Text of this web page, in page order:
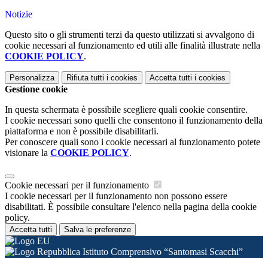
Notizie
Questo sito o gli strumenti terzi da questo utilizzati si avvalgono di
cookie necessari al funzionamento ed utili alle finalità illustrate nella
COOKIE POLICY.
Personalizza Rifiuta tutti i cookies Accetta tutti i cookies
Gestione cookie
In questa schermata è possibile scegliere quali cookie consentire.
I cookie necessari sono quelli che consentono il funzionamento della
piattaforma e non è possibile disabilitarli.
Per conoscere quali sono i cookie necessari al funzionamento potete
visionare la COOKIE POLICY.
Cookie necessari per il funzionamento
I cookie necessari per il funzionamento non possono essere
disabilitati. È possibile consultare l'elenco nella pagina della cookie
policy.
Accetta tutti Salva le preferenze
Istituto Comprensivo “Santomasi Scacchi”